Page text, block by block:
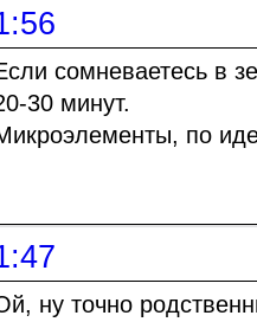
сомневаетесь в
30 минут.
по
ну точно